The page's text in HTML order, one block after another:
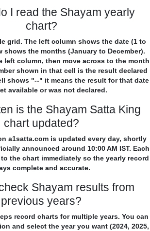
I read the Shayam yearly
chart?
grid. The left column shows the date (1 to
shows the months (January to December).
left column, then move across to the month
shown in that cell is the result declared
shows "--" it means the result for that date
available or was not declared.
is the Shayam Satta King
chart updated?
a1satta.com is updated every day, shortly
announced around 10:00 AM IST. Each
the chart immediately so the yearly record
complete and accurate.
Shayam results from
previous years?
record charts for multiple years. You can
and select the year you want (2024, 2025,